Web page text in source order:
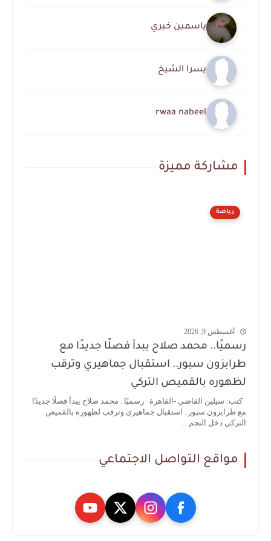
ياسمين خيري
يسرا الشيخ
rwaa nabeel
مشاركة مميزة
رياضة
أغسطس 9, 2026
رسميًا.. محمد صلاح يبدأ فصلًا جديدًا مع
طرابزون سبور.. استقبال جماهيري وترقب
لظهوره بالقميص التركي
كتب: سيلين القاضي -القاهرة رسميًا.. محمد صلاح يبدأ فصلًا جديدًا
مع طرابزون سبور.. استقبال جماهيري وترقب لظهوره بالقميص
التركي دخل النجم ...
مواقع التواصل الاجتماعي